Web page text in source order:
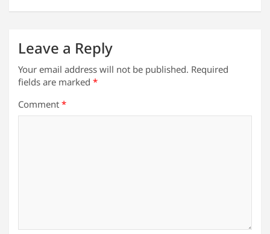
Leave a Reply
Your email address will not be published. Required
fields are marked *
Comment *